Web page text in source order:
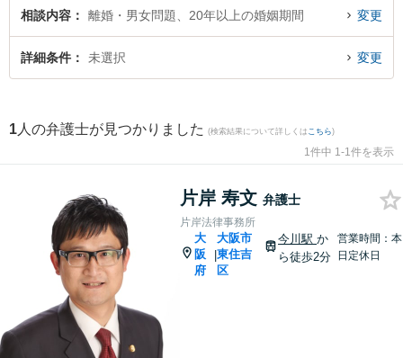
年離婚・卒婚を法律相談できる大阪市東住吉区内の弁護士に相談予約したい』
などでお困りの相談者さんにおすすめです。
相談内容 離婚・男女問題、20年以上の婚姻期間 変更
詳細条件 未選択 変更
1 人の弁護士が見つかりました (検索結果について詳しくは こちら)
1件中 1-1件を表示
片岸 寿文 弁護士
片岸法律事務所
大
阪
府
|
大阪市
東住吉
区
今川駅 か
ら徒歩2分
営業時間：本
日定休日